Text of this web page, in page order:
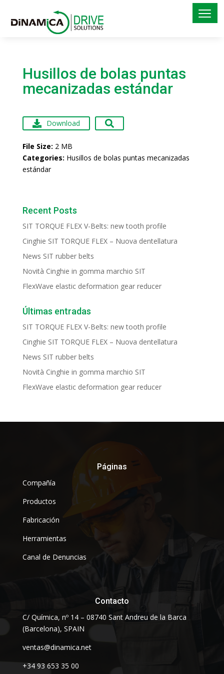
Husillos de bolas puntas
mecanizadas estándar
Download
File Size: 2 MB
Categories: Husillos de bolas puntas mecanizadas
estándar
Recent Posts
SIT TORQUE FLEX V-Belts: new tooth profile
Cinghie SIT TORQUE FLEX – Nuova dentellatura
News SIT rubber belts
Novità Cinghie in gomma marchio SIT
FlexWave elastic deformation gear reducer
Últimas entradas
SIT TORQUE FLEX V-Belts: new tooth profile
Cinghie SIT TORQUE FLEX – Nuova dentellatura
News SIT rubber belts
Novità Cinghie in gomma marchio SIT
FlexWave elastic deformation gear reducer
Páginas
Compañía
Productos
Fabricación
Herramientas
Canal de Denuncias
Contacto
C/ Química, nº 14 – 08740 Sant Andreu de la Barca
(Barcelona), SPAIN
ventas@dinamica.net
+34 93 653 35 00